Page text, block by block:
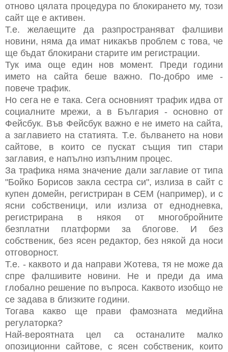
отново цялата процедура по блокирането му, този
сайт ще е активен.
Т.е. желаещите да разпространяват фалшиви
новини, няма да имат никакъв проблем с това, че
ще бъдат блокирани старите им регистрации.
Тук има още един нов момент. Преди години
името на сайта беше важно. По-добро име -
повече трафик.
Но сега не е така. Сега основният трафик идва от
социалните мрежи, а в България - основно от
Фейсбук. Във Фейсбук важно е не името на сайта,
а заглавието на статията. Т.е. бълването на нови
сайтове, в които се пускат същия тип стари
заглавия, е напълно изпълним процес.
За трафика няма значение дали заглавие от типа
"Бойко Борисов закла сестра си", излиза в сайт с
купен домейн, регистриран в СЕМ (например), и с
ясни собственици, или излиза от еднодневка,
регистрирана в някоя от многобройните
безплатни платформи за блогове. И без
собственик, без ясен редактор, без някой да носи
отговорност.
Т.е. - каквото и да направи Жотева, тя не може да
спре фалшивите новини. Не и преди да има
глобално решение по въпроса. Каквото изобщо не
се задава в близките години.
Тогава какво ще прави фамозната медийна
регулаторка?
Най-вероятната цел са останалите малко
опозиционни сайтове, с ясен собственик, които